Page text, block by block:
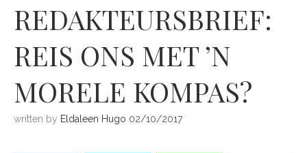
REDAKTEURSBRIEF:
REIS ONS MET ’N
MORELE KOMPAS?
written by Eldaleen Hugo 02/10/2017